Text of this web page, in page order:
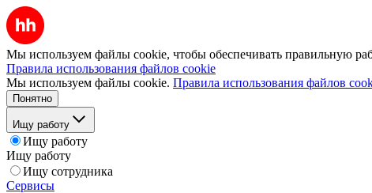
Мы используем файлы cookie, чтобы обеспечивать правильную
Правила использования файлов cookie
Мы используем файлы cookie. Правила использования файлов
Понятно
Ищу работу
Ищу работу
Ищу работу
Ищу сотрудника
Сервисы